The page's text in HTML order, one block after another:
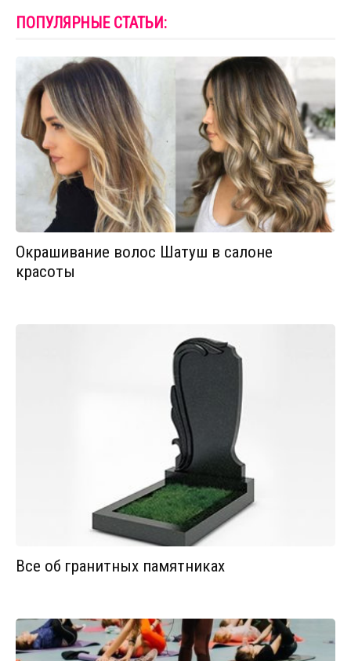
ПОПУЛЯРНЫЕ СТАТЬИ:
Окрашивание волос Шатуш в салоне
красоты
Все об гранитных памятниках